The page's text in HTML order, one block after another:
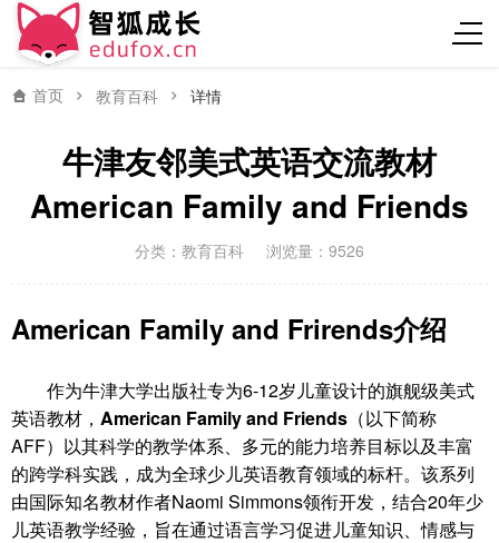
首页 教育百科 详情
牛津友邻美式英语交流教材
American Family and Friends
分类： 教育百科 浏览量：9526
American Family and Frirends介绍
作为牛津大学出版社专为6-12岁儿童设计的旗舰级美式
英语教材， American Family and Friends （以下简称
AFF）以其科学的教学体系、多元的能力培养目标以及丰富
的跨学科实践，成为全球少儿英语教育领域的标杆。该系列
由国际知名教材作者Naomi Simmons领衔开发，结合20年少
儿英语教学经验，旨在通过语言学习促进儿童知识、情感与